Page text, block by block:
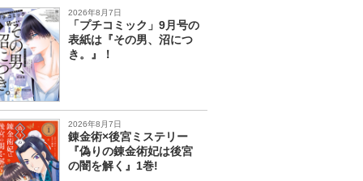
2026年8月7日
「プチコミック」9月号の
表紙は『その男、沼につ
き。』！
2026年8月7日
錬金術×後宮ミステリー
『偽りの錬金術妃は後宮
の闇を解く』1巻!